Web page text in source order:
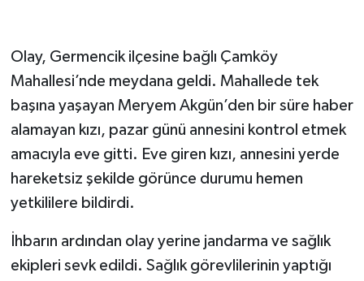
Olay, Germencik ilçesine bağlı Çamköy
Mahallesi’nde meydana geldi. Mahallede tek
başına yaşayan Meryem Akgün’den bir süre haber
alamayan kızı, pazar günü annesini kontrol etmek
amacıyla eve gitti. Eve giren kızı, annesini yerde
hareketsiz şekilde görünce durumu hemen
yetkililere bildirdi.
İhbarın ardından olay yerine jandarma ve sağlık
ekipleri sevk edildi. Sağlık görevlilerinin yaptığı